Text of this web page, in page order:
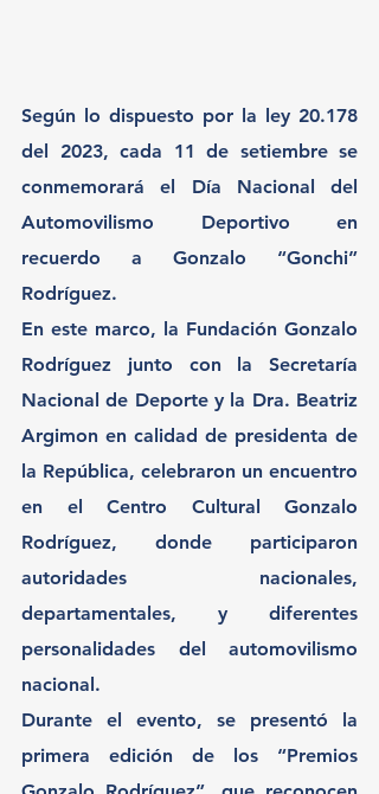
Según lo dispuesto por la ley 20.178
del 2023, cada 11 de setiembre se
conmemorará el Día Nacional del
Automovilismo Deportivo en
recuerdo a Gonzalo “Gonchi”
Rodríguez.
En este marco, la Fundación Gonzalo
Rodríguez junto con la Secretaría
Nacional de Deporte y la Dra. Beatriz
Argimon en calidad de presidenta de
la República, celebraron un encuentro
en el Centro Cultural Gonzalo
Rodríguez, donde participaron
autoridades nacionales,
departamentales, y diferentes
personalidades del automovilismo
nacional.
Durante el evento, se presentó la
primera edición de los “Premios